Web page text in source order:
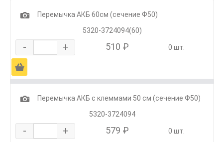
1
Перемычка АКБ 60см (сечение Ф50)
5320-3724094(60)
- + 510 ₽ 0 шт.
Ä
1
Перемычка АКБ с клеммами 50 см (сечение Ф50)
5320-3724094
- + 579 ₽ 0 шт.